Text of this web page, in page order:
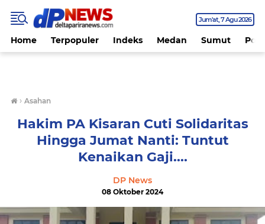
Jum'at 7 Agu 2026
Home Terpopuler Indeks Medan Sumut
› Asahan
Hakim PA Kisaran Cuti Solidaritas
Hingga Jumat Nanti: Tuntut
Kenaikan Gaji....
DP News
08 Oktober 2024